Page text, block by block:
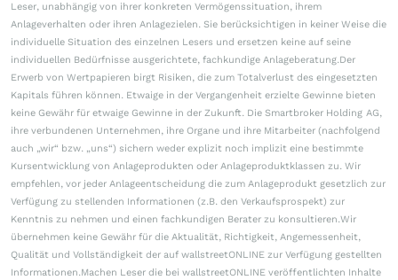
Leser, unabhängig von ihrer konkreten Vermögenssituation, ihrem
Anlageverhalten oder ihren Anlagezielen. Sie berücksichtigen in keiner Weise die
individuelle Situation des einzelnen Lesers und ersetzen keine auf seine
individuellen Bedürfnisse ausgerichtete, fachkundige Anlageberatung.Der
Erwerb von Wertpapieren birgt Risiken, die zum Totalverlust des eingesetzten
Kapitals führen können. Etwaige in der Vergangenheit erzielte Gewinne bieten
keine Gewähr für etwaige Gewinne in der Zukunft. Die Smartbroker Holding AG,
ihre verbundenen Unternehmen, ihre Organe und ihre Mitarbeiter (nachfolgend
auch „wir“ bzw. „uns“) sichern weder explizit noch implizit eine bestimmte
Kursentwicklung von Anlageprodukten oder Anlageproduktklassen zu. Wir
empfehlen, vor jeder Anlageentscheidung die zum Anlageprodukt gesetzlich zur
Verfügung zu stellenden Informationen (z.B. den Verkaufsprospekt) zur
Kenntnis zu nehmen und einen fachkundigen Berater zu konsultieren.Wir
übernehmen keine Gewähr für die Aktualität, Richtigkeit, Angemessenheit,
Qualität und Vollständigkeit der auf wallstreetONLINE zur Verfügung gestellten
Informationen.Machen Leser die bei wallstreetONLINE veröffentlichten Inhalte